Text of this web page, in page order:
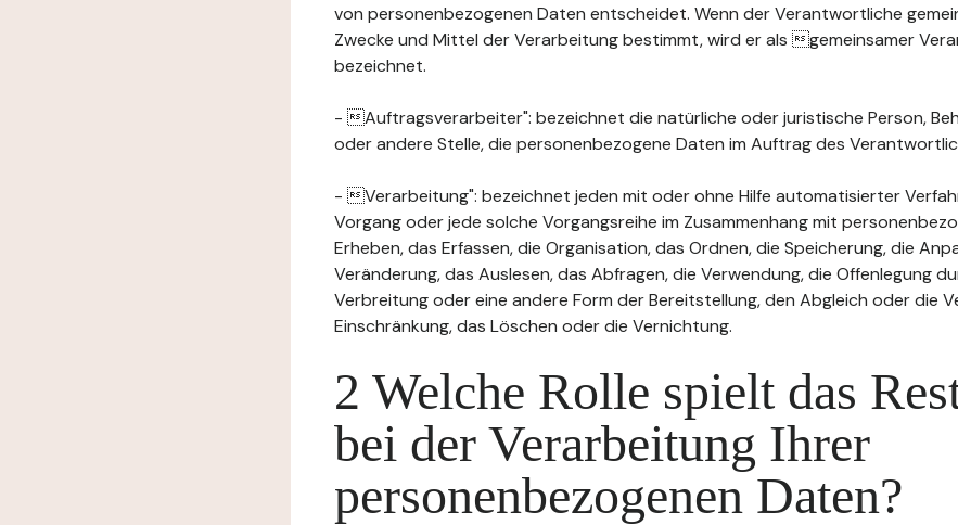
von personenbezogenen Daten entscheidet. Wenn der Verantwortliche
Zwecke und Mittel der Verarbeitung bestimmt, wird er als gemeinsamer
bezeichnet.
- Auftragsverarbeiter": bezeichnet die natürliche oder juristische Person,
oder andere Stelle, die personenbezogene Daten im Auftrag des
- Verarbeitung": bezeichnet jeden mit oder ohne Hilfe automatisierter
Vorgang oder jede solche Vorgangsreihe im Zusammenhang mit
Erheben, das Erfassen, die Organisation, das Ordnen, die Speicherung, die
Veränderung, das Auslesen, das Abfragen, die Verwendung, die Offenlegung
Verbreitung oder eine andere Form der Bereitstellung, den Abgleich oder die
Einschränkung, das Löschen oder die Vernichtung.
2 Welche Rolle spielt das
bei der Verarbeitung Ihrer
personenbezogenen Daten?